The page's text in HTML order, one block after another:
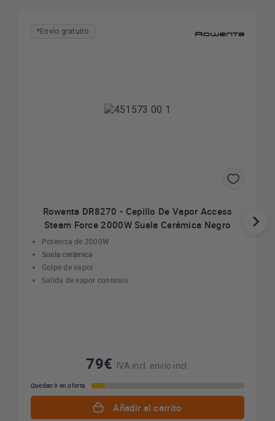
*Envío gratuito
Rowenta DR8270 - Cepillo De Vapor Access
Steam Force 2000W Suela Cerámica Negro
Potencia de 2000W
Suela cerámica
Golpe de vapor
Salida de vapor continuo
79€ IVA incl. envío incl.
Quedan 9 en oferta
Añadir al carrito